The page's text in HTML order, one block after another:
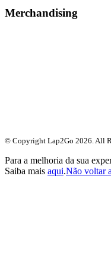
Merchandising
© Copyright Lap2Go 2026. All
Para a melhoria da sua
Saiba mais aqui.Não voltar